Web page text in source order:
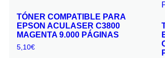
TÓNER COMPATIBLE PARA
EPSON ACULASER C3800
MAGENTA 9.000 PÁGINAS
5,10€